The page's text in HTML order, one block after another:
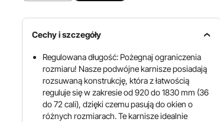
Cechy i szczegóły
Regulowana długość: Pożegnaj ograniczenia
rozmiaru! Nasze podwójne karnisze posiadają
rozsuwaną konstrukcję, która z łatwością
reguluje się w zakresie od 920 do 1830 mm (36
do 72 cali), dzięki czemu pasują do okien o
różnych rozmiarach. Te karnisze idealnie